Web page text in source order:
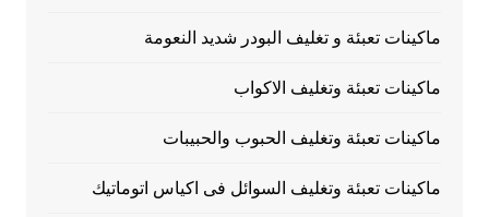
ماكينات تعبئة و تغليف البودر شديد النعومة
ماكينات تعبئة وتغليف الاكواب
ماكينات تعبئة وتغليف الحبوب والحبيبات
ماكينات تعبئة وتغليف السوائل فى اكياس اتوماتيك